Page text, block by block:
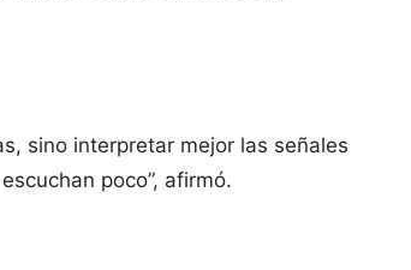
sino interpretar mejor las señales
poco”, afirmó.